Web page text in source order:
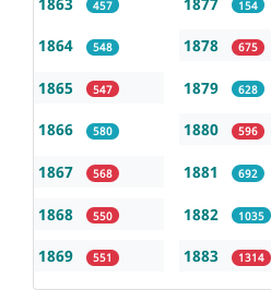
457
1864 548
1865 547
1866 580
1867 568
1868 550
1869 551
154
1878 675
1879 628
1880 596
1881 692
1882 1035
1883 1314